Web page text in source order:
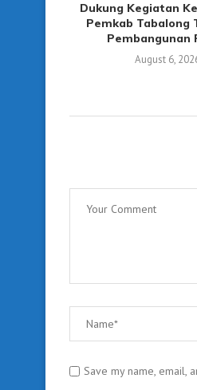
Dukung Kegiatan
Pemkab Tabalong
Pembangunan
August 6,
Save my name, email,